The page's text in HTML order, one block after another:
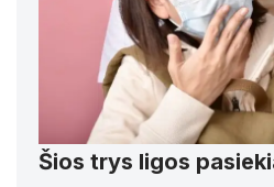
Šios trys ligos